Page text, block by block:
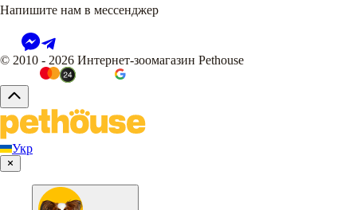
Напишите нам в мессенджер
© 2010 - 2026 Интернет-зоомагазин Pethouse
Укр